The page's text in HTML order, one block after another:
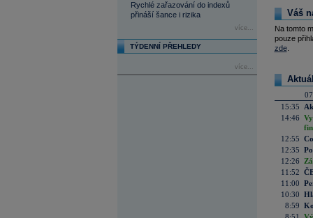
Rychlé zařazování do indexů
přináší šance i rizika
více...
TÝDENNÍ PŘEHLEDY
více...
Váš
Na tomto
pouze
zde.
15:35
14:46
12:55
12:35
12:26
11:52
11:00
10:30
8:59